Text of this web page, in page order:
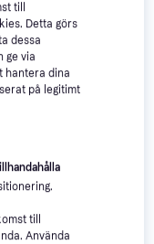
Barn Match
till
Detta görs
dessa
ge via
hantera dina
på legitimt
till
Använda